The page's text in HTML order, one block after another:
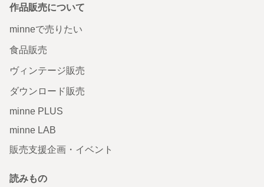
作品販売について
minneで売りたい
食品販売
ヴィンテージ販売
ダウンロード販売
minne PLUS
minne LAB
販売支援企画・イベント
読みもの